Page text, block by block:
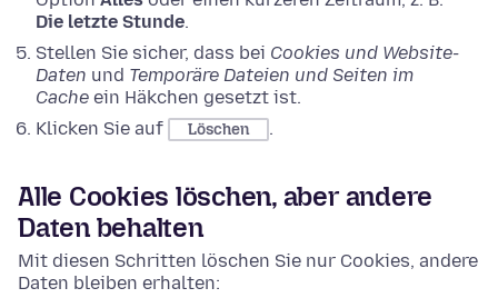
Die letzte Stunde.
Stellen Sie sicher, dass bei Cookies und Website-
Daten und Temporäre Dateien und Seiten im
Cache ein Häkchen gesetzt ist.
Klicken Sie auf
Löschen .
Alle Cookies löschen, aber andere
Daten behalten
Mit diesen Schritten löschen Sie nur Cookies, andere
Daten bleiben erhalten: